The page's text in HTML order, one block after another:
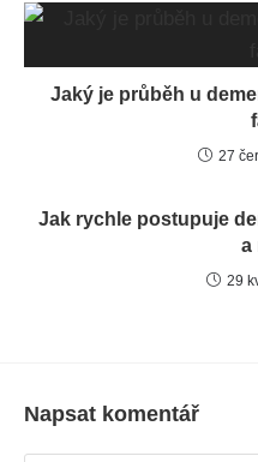
Jaký je průběh u
27
Jak rychle postupuje
a
29
Napsat komentář